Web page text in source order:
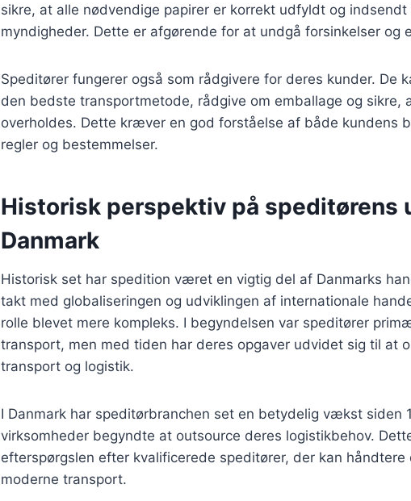
sikre, at alle nødvendige papirer er korrekt udfyldt og
myndigheder. Dette er afgørende for at undgå forsinkelser og
Speditører fungerer også som rådgivere for deres kunder. De
den bedste transportmetode, rådgive om emballage og sikre,
overholdes. Dette kræver en god forståelse af både kundens
regler og bestemmelser.
Historisk perspektiv på speditørens
Danmark
Historisk set har spedition været en vigtig del af Danmarks
takt med globaliseringen og udviklingen af internationale
rolle blevet mere kompleks. I begyndelsen var speditører
transport, men med tiden har deres opgaver udvidet sig til at
transport og logistik.
I Danmark har speditørbranchen set en betydelig vækst siden
virksomheder begyndte at outsource deres logistikbehov.
efterspørgslen efter kvalificerede speditører, der kan håndtere
moderne transport.